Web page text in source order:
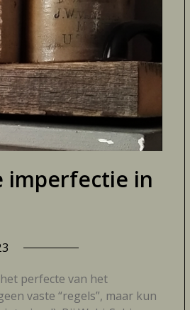
imperfectie in
perfecte van het
vaste “regels”, maar kun